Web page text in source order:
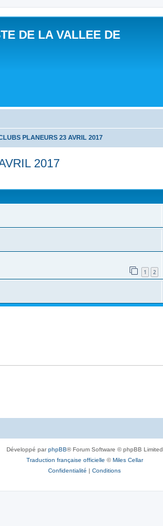
DE LA VALLEE DE
PLANEURS 23 AVRIL 2017
2017
1 2
Développé parphpBB® Forum Software © phpBB Limited
Traduction française officielle ©Miles Cellar
Confidentialité | Conditions